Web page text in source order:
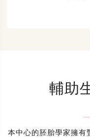
輔助
本中心的胚胎學家擁有